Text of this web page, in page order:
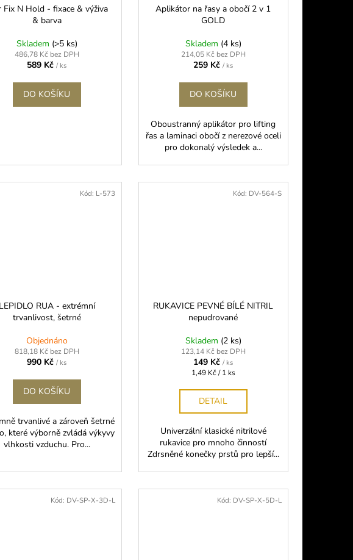
Fix N Hold - fixace & výživa
& barva
Skladem (>5 ks)
486,78 Kč bez DPH
589 Kč/ ks
DO KOŠÍKU
Aplikátor na řasy a obočí 2 v 1
GOLD
Skladem (4 ks)
214,05 Kč bez DPH
259 Kč/ ks
DO KOŠÍKU
Oboustranný aplikátor pro lifting
řas a laminaci obočí z nerezové oceli
pro dokonalý výsledek a...
LEPIDLO RUA - extrémní
trvanlivost, šetrné
Objednáno
818,18 Kč bez DPH
990 Kč/ ks
DO KOŠÍKU
trvanlivé a zároveň šetrné
které výborně zvládá výkyvy
vlhkosti vzduchu. Pro...
Kód: L-573
RUKAVICE PEVNÉ BÍLÉ NITRIL
nepudrované
Skladem (2 ks)
123,14 Kč bez DPH
149 Kč/ ks
Měrná
1,49 Kč / 1 ks
DETAIL
Univerzální klasické nitrilové
rukavice pro mnoho činností
Zdrsněné konečky prstů pro lepší...
Kód: DV-564-S
Kód: DV-SP-X-3D-L Kód: DV-SP-X-5D-L